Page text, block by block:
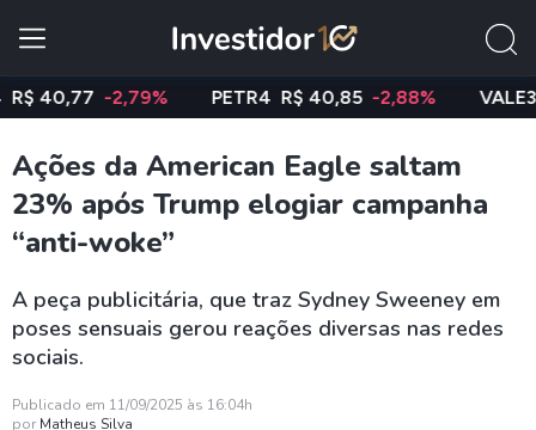
-2,79% PETR4 R$ 40,85 -2,88% VALE3 R$
Ações da American Eagle saltam
23% após Trump elogiar campanha
“anti-woke”
A peça publicitária, que traz Sydney Sweeney em
poses sensuais gerou reações diversas nas redes
sociais.
Publicado em 11/09/2025 às 16:04h
por Matheus Silva